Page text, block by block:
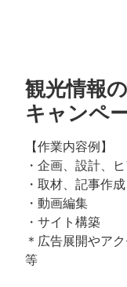
観光情報
キャンペ
【作業内容例】
・企画、設計、
・取材、記事作
・動画編集
・サイト構築
＊広告展開やア
等